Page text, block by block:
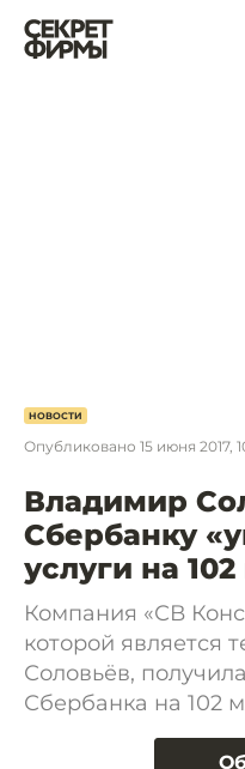
НОВОСТИ
Опубликовано 15 июня 2017,
Владимир
Сбербанку
услуги на
Компания «СВ
которой является
Соловьёв,
Сбербанка на 102